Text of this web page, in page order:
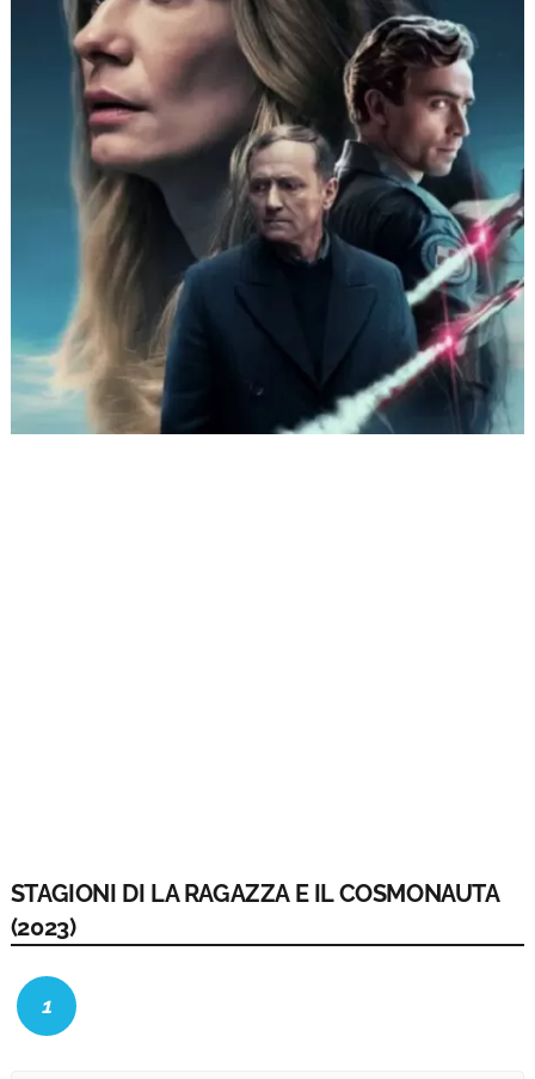
STAGIONI DI LA RAGAZZA E IL COSMONAUTA
(2023)
1